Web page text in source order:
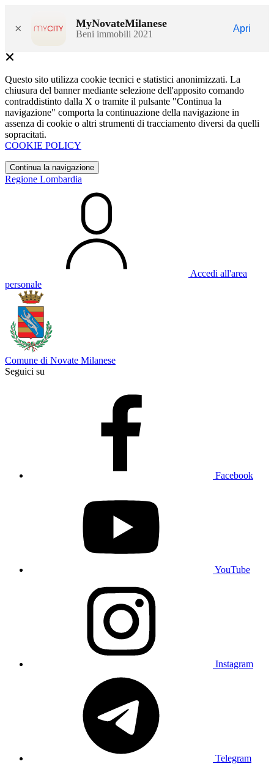
× MyNovateMilanese
Beni immobili 2021
Apri
Questo sito utilizza cookie tecnici e statistici anonimizzati. La
chiusura del banner mediante selezione dell'apposito comando
contraddistinto dalla X o tramite il pulsante "Continua la
navigazione" comporta la continuazione della navigazione in
assenza di cookie o altri strumenti di tracciamento diversi da quelli
sopracitati.
COOKIE POLICY
Continua la navigazione
Regione Lombardia
Accedi all'area
personale
Comune di Novate Milanese
Seguici su
Facebook
YouTube
Instagram
Telegram